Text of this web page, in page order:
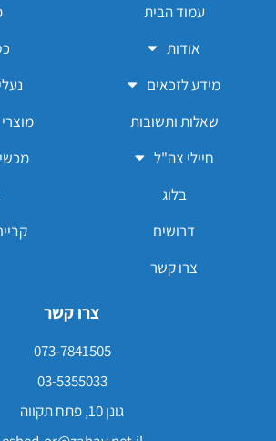
עמוד הבית
אודות
מידע לזכאים
שאלות ותשובות
חיילי צה"ל
בלוג
דרושים
צרו קשר
צרו קשר
073-7841505
03-5355033
גונן 10, פתח תקווה